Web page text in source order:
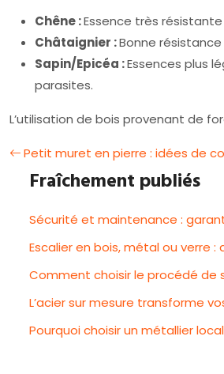
Chêne :Essence très
Châtaignier :Bonne
Sapin/Epicéa :Essences plus
parasites.
L’utilisation de bois provenant de
Petit muret en pierre : idées de
Fraîchement publiés
Sécurité et maintenance :
Escalier en bois, métal ou verre
Comment choisir le procédé de
L’acier sur mesure transforme
Pourquoi choisir un métallier